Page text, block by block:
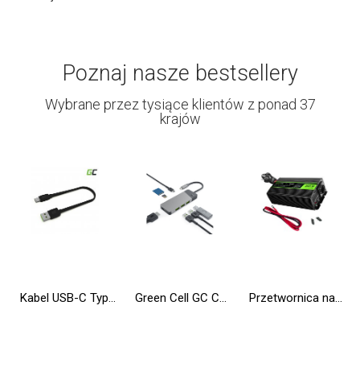
Poznaj nasze bestsellery
Wybrane przez tysiące klientów z ponad 37
krajów
Kabel USB-C Typ C 25cm Green Cell Matte z szybkim ładowaniem Ultra Charge, Quick Charge 3.0 Green Cell GC Connect HUB USB-C PD 85W 7w1 3xUSB-A 3.1 HDMI 4K 60Hz SD microSD do Apple MacBook M1/M2, Lenovo X1, Asus, Dell XPS Przetwornica napięcia Inwerter Green Cell® tryb UPS 12V na 230V Czysta sinusoida 300W/600W do Pompy centralnego ogrzewania